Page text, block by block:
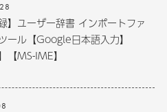
】ユーザー辞書 インポートファ
ール【Google日本語入力】
【MS-IME】